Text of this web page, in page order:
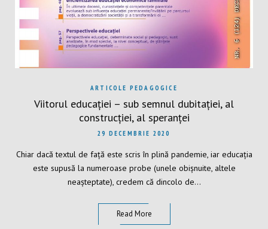
ARTICOLE PEDAGOGICE
Viitorul educației – sub semnul dubitației, al
construcției, al speranței
29 DECEMBRIE 2020
Chiar dacă textul de față este scris în plină pandemie, iar educația
este supusă la numeroase probe (unele obișnuite, altele
neașteptate), credem că dincolo de…
Read More